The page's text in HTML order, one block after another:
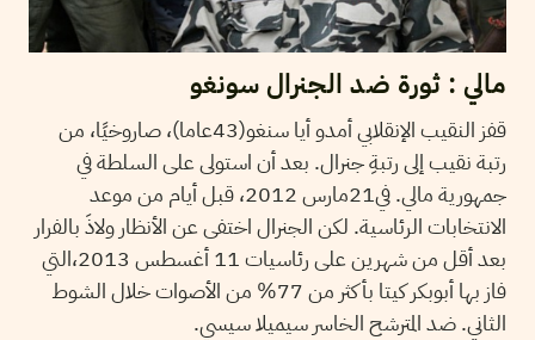
مالي : ثورة ضد الجنرال سونغو
قفز النقيب الإنقلابي أمدو أيا سنغو(43عاما)، صاروخيًا، من
رتبة نقيب إلى رتبةِ جنرال. بعد أن استولى على السلطة في
جمهورية مالي. في21مارس 2012، قبل أيام من موعد
الانتخابات الرئاسية. لكن الجنرال اختفى عن الأنظار ولاذَ بالفرار
بعد أقل من شهرين على رئاسيات 11 أغسطس 2013،التي
فاز بها أبوبكر كيتا بأكثر من 77% من الأصوات خلال الشوط
الثاني. ضد المترشح الخاسر سيميلا سيسي.